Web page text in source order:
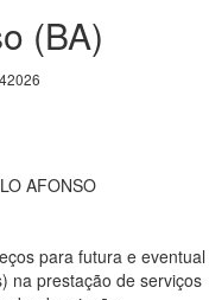
(BA)
AFONSO
para futura e eventual
na prestação de serviços